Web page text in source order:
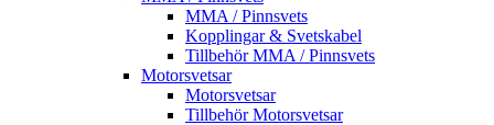
MMA / Pinnsvets
Kopplingar & Svetskabel
Tillbehör MMA / Pinnsvets
Motorsvetsar
Motorsvetsar
Tillbehör Motorsvetsar